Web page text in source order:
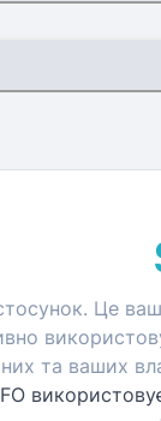
Це ваш
та ваших